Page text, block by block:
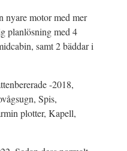
nyare motor med mer
planlösning med 4
samt 2 bäddar i
-2018,
Spis,
plotter, Kapell,